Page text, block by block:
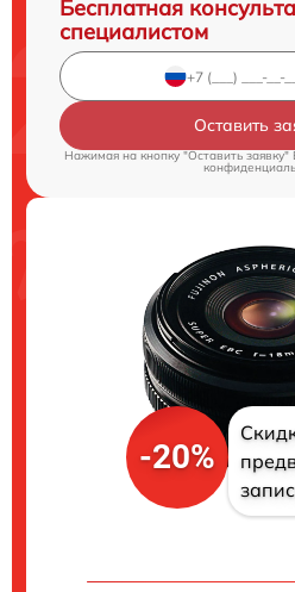
Бесплатная
специалистом
Оставить
Нажимая на кнопку "Оставить заявку"
-20%